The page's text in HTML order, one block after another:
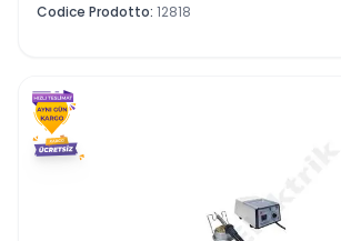
Codice Prodotto: 12818